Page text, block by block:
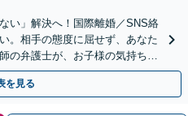
い」解決へ！国際離婚／SNS絡
。相手の態度に屈せず、あなた
の弁護士が、お子様の気持ちも
時間受付】
を見る